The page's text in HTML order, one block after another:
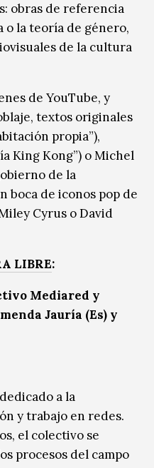
obras de referencia
o la teoría de género,
de la cultura
de YouTube, y
textos originales
propia”),
King Kong”) o Michel
de la
boca de iconos pop de
Cyrus o David
LIBRE:
Mediared y
Jauría (Es) y
a la
y trabajo en redes.
el colectivo se
procesos del campo